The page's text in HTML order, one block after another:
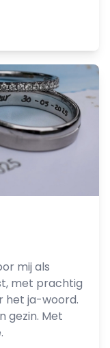
mij als
met prachtig
het ja-woord.
gezin. Met